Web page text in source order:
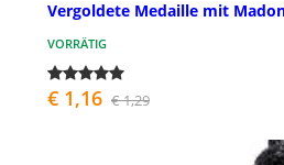
Vergoldete Medaille mit
VORRÄTIG
€ 1,16 € 1,29